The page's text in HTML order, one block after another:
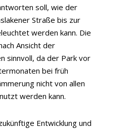
soll, wie der
Straße bis zur
werden kann. Die
Ansicht der
sinnvoll, da der Park vor
bei früh
nicht von allen
werden kann.
Entwicklung und